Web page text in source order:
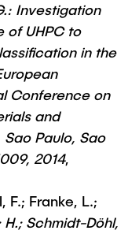
Investigation
of UHPC to
in the
Conference on
and
Paulo, Sao
2014,
F.; Franke, L.;
H.; Schmidt-Döhl,